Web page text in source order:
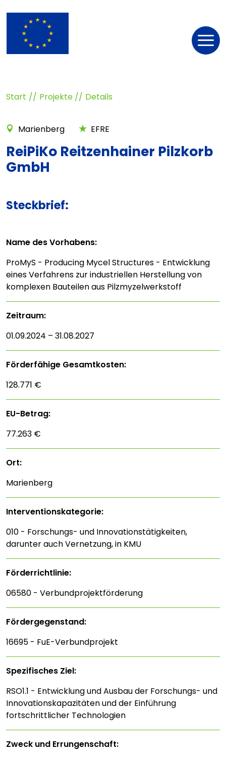
Start Projekte Details
Marienberg EFRE
ReiPiKo Reitzenhainer Pilzkorb
GmbH
Steckbrief:
Name des Vorhabens:
ProMyS - Producing Mycel Structures - Entwicklung
eines Verfahrens zur industriellen Herstellung von
komplexen Bauteilen aus Pilzmyzelwerkstoff
Zeitraum:
01.09.2024 – 31.08.2027
Förderfähige Gesamtkosten:
128.771 €
EU-Betrag:
77.263 €
Ort:
Marienberg
Interventions­kategorie:
010 - Forschungs- und Innovationstätigkeiten,
darunter auch Vernetzung, in KMU
Förderrichtlinie:
06580 - Verbundprojektförderung
Fördergegenstand:
16695 - FuE-Verbundprojekt
Spezifisches Ziel:
RSO1.1 - Entwicklung und Ausbau der Forschungs- und
Innovationskapazitäten und der Einführung
fortschrittlicher Technologien
Zweck und Errungenschaft: